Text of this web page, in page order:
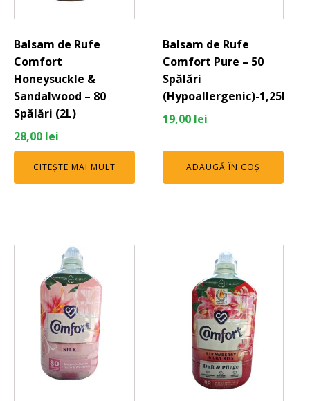
Balsam de Rufe
Comfort
Honeysuckle &
Sandalwood – 80
Spălări (2L)
28,00 lei
CITEȘTE MAI MULT
Balsam de Rufe
Comfort Pure – 50
Spălări
(Hypoallergenic)-1,25l
19,00 lei
ADAUGĂ ÎN COȘ